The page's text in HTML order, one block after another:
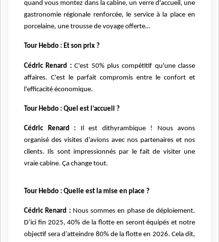
quand vous montez dans la cabine, un verre d'accueil, une
gastronomie régionale renforcée, le service à la place en
porcelaine, une trousse de voyage offerte…
Tour Hebdo : Et son prix ?
Cédric Renard : C'est 50% plus compétitif qu'une classe
affaires. C'est le parfait compromis entre le confort et
l'efficacité économique.
Tour Hebdo : Quel est l’accueil ?
Cédric Renard : Il est dithyrambique ! Nous avons
organisé des visites d’avions avec nos partenaires et nos
clients. Ils sont impressionnés par le fait de visiter une
vraie cabine. Ça change tout.
Tour Hebdo : Quelle est la mise en place ?
Cédric Renard : Nous sommes en phase de déploiement.
D’ici fin 2025, 40% de la flotte en seront équipés et notre
objectif sera d’atteindre 80% de la flotte en 2026. Cela dit,